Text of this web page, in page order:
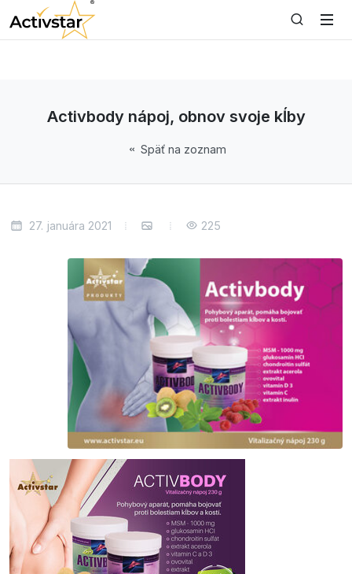
Activbody nápoj, obnov svoje kĺby
Späť na zoznam
27. januára 2021 225